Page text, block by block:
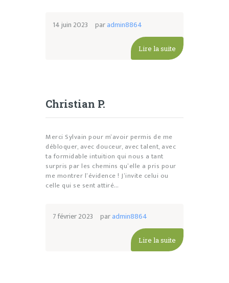
14 juin 2023 paradmin8864
Lire la suite
Christian P.
Merci Sylvain pour m’avoir permis de me
débloquer, avec douceur, avec talent, avec
ta formidable intuition qui nous a tant
surpris par les chemins qu’elle a pris pour
me montrer l’évidence ! J’invite celui ou
celle qui se sent attiré…
7 février 2023 paradmin8864
Lire la suite